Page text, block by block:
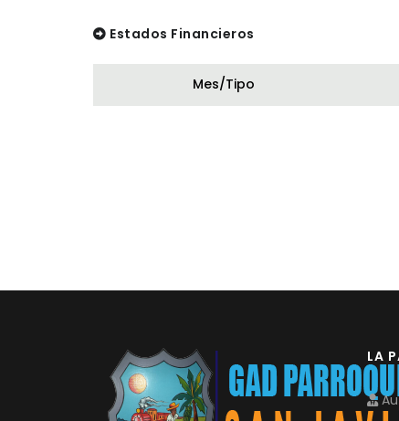
Estados Financieros
Mes/Tipo
LA